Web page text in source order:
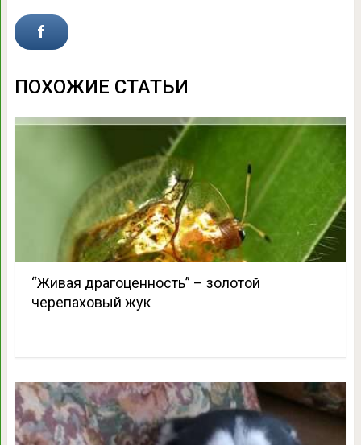
ПОХОЖИЕ СТАТЬИ
“Живая драгоценность” – золотой
черепаховый жук